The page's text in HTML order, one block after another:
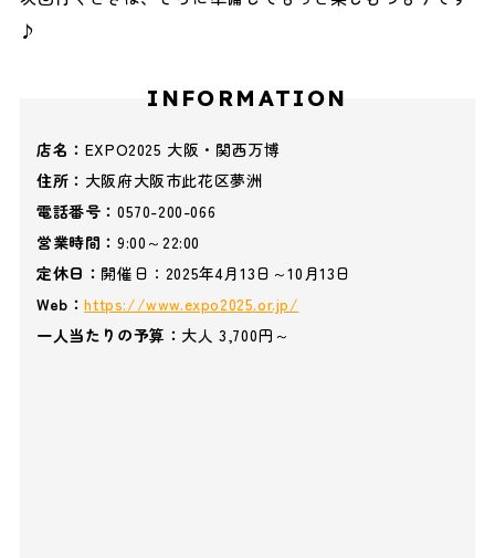
♪
INFORMATION
店名： EXPO2025 大阪・関西万博
住所： 大阪府大阪市此花区夢洲
電話番号： 0570-200-066
営業時間： 9:00～22:00
定休日： 開催日：2025年4月13日～10月13日
Web：https://www.expo2025.or.jp/
一人当たりの予算： 大人 3,700円～